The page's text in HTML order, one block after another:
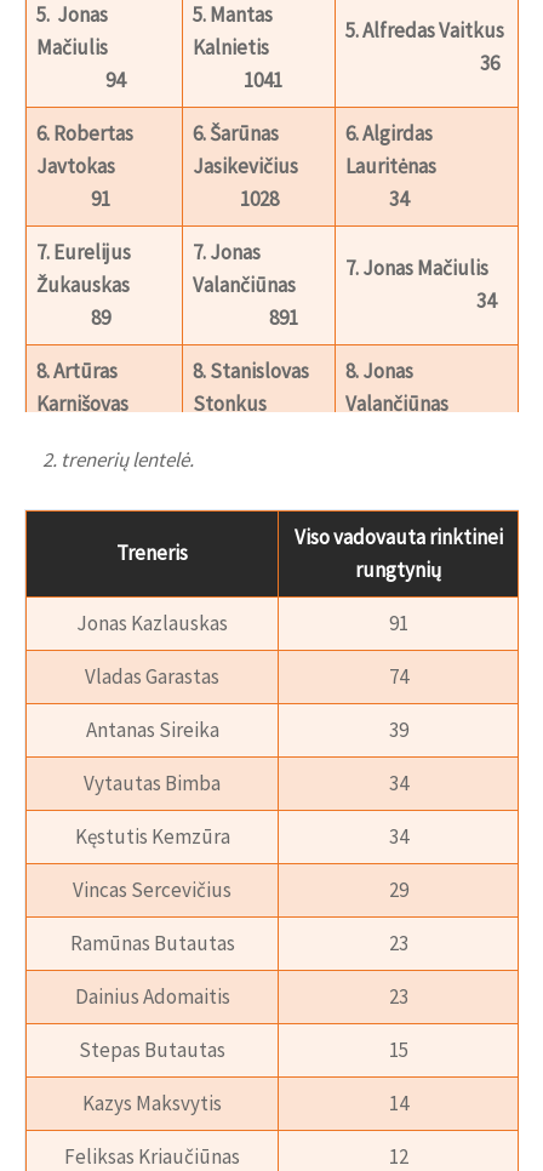
5. Jonas
Mačiulis
94
5. Mantas
Kalnietis
1041
5. Alfredas Vaitkus
36
6. Robertas
Javtokas
91
6. Šarūnas
Jasikevičius
1028
6. Algirdas
Lauritėnas
34
7. Eurelijus
Žukauskas
89
7. Jonas
Valančiūnas
891
7. Jonas Mačiulis
34
8. Artūras
Karnišovas
8. Stanislovas
Stonkus
8. Jonas
Valančiūnas
79
Šiškauskas
Paulauskas
33
76
10. Linas Kleiza
783
10. Linas Kleiza
33
11. Paulius
Jankūnas
76
11. Rimas
Kurtinaitis
781
11. Arvydas
Sabonis
33
12. Mindaugas
Žukauskas
73
12. Algirdas
Lauritėnas
748
12. Rimas Girskis
32
13. Simas
Jasaitis
68
13. Jonas
Mačiulis
697
13. Arvydas
Macijauskas
32
14. Mindaugas
Kuzminskas
66
14. Šarūnas
Marčiulionis
685
14. Rimas
Kurtinaitis
31
2. trenerių lentelė.
Treneris
Viso vadovauta rinktinei
rungtynių
Jonas Kazlauskas
91
Vladas Garastas
74
Antanas Sireika
39
Vytautas Bimba
34
Kęstutis Kemzūra
34
Vincas Sercevičius
29
Ramūnas Butautas
23
Dainius Adomaitis
23
Stepas Butautas
15
Kazys Maksvytis
14
Feliksas Kriaučiūnas
12